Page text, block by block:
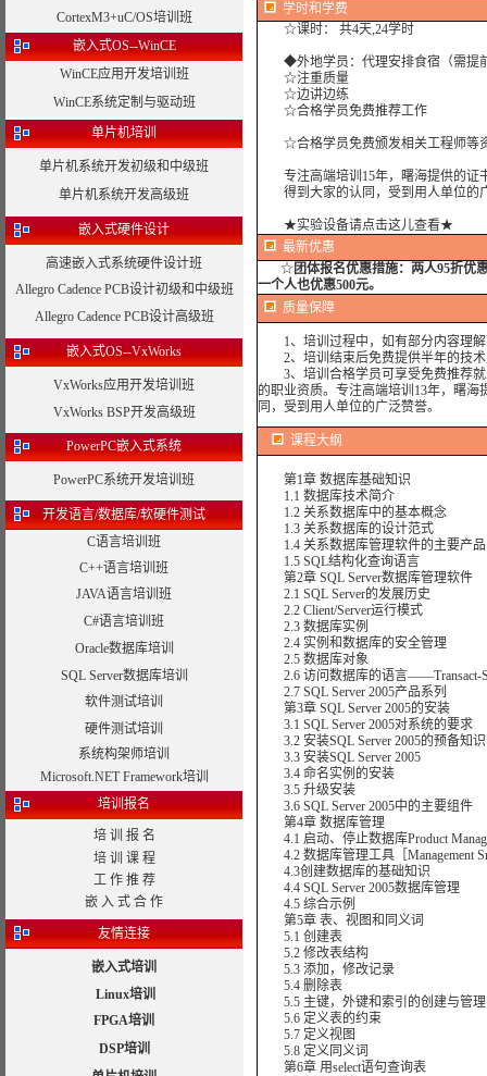
CortexM3+uC/OS培训班
嵌入式OS--WinCE
WinCE应用开发培训班
WinCE系统定制与驱动班
单片机培训
单片机系统开发初级和中级班
单片机系统开发高级班
嵌入式硬件设计
高速嵌入式系统硬件设计班
Allegro Cadence PCB设计初级和中级班
Allegro Cadence PCB设计高级班
嵌入式OS--VxWorks
VxWorks应用开发培训班
VxWorks BSP开发高级班
PowerPC嵌入式系统
PowerPC系统开发培训班
开发语言/数据库/软硬件测试
C语言培训班
C++语言培训班
JAVA语言培训班
C#语言培训班
Oracle数据库培训
SQL Server数据库培训
软件测试培训
硬件测试培训
系统构架师培训
Microsoft.NET Framework培训
培训报名
培 训 报 名
培 训 课 程
工 作 推 荐
嵌 入 式 合 作
友情连接
嵌入式培训
Linux培训
FPGA培训
DSP培训
学时和学费
☆课时： 共4天,24学时
◆外地学员：代理安排食宿（需提
☆注重质量
☆边讲边练
☆合格学员免费推荐工作
☆合格学员免费颁发相关工程师等
专注高端培训15年，曙海提供的证
得到大家的认同，受到用人单位的
★实验设备请点击这儿查看★
最新优惠
☆ 团体报名优惠措施： 两人95折优
一个人也优惠500元。
质量保障
1、培训过程中，如有部分内容理解
2、培训结束后免费提供半年的技术
3、培训合格学员可享受免费推荐就
的职业资质。专注高端培训13年，曙
同，受到用人单位的广泛赞誉。
课程大纲
第1章 数据库基础知识
1.1 数据库技术简介
1.2 关系数据库中的基本概念
1.3 关系数据库的设计范式
1.4 关系数据库管理软件的主要产品
1.5 SQL结构化查询语言
第2章 SQL Server数据库管理软件
2.1 SQL Server的发展历史
2.2 Client/Server运行模式
2.3 数据库实例
2.4 实例和数据库的安全管理
2.5 数据库对象
2.6 访问数据库的语言——Transact-
2.7 SQL Server 2005产品系列
第3章 SQL Server 2005的安装
3.1 SQL Server 2005对系统的要求
3.2 安装SQL Server 2005的预备知识
3.3 安装SQL Server 2005
3.4 命名实例的安装
3.5 升级安装
3.6 SQL Server 2005中的主要组件
第4章 数据库管理
4.1 启动、停止数据库Product
4.2 数据库管理工具［Management
4.3创建数据库的基础知识
4.4 SQL Server 2005数据库管理
4.5 综合示例
第5章 表、视图和同义词
5.1 创建表
5.2 修改表结构
5.3 添加，修改记录
5.4 删除表
5.5 主键，外键和索引的创建与管理
5.6 定义表的约束
5.7 定义视图
5.8 定义同义词
第6章 用select语句查询表